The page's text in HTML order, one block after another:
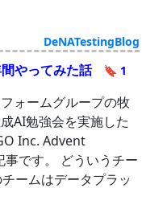
DeNATestingBlog
やってみた話 🔖 1
ォームグループの牧
AI勉強会を実施した
Inc. Advent
です。 どういうチー
ームはデータプラッ